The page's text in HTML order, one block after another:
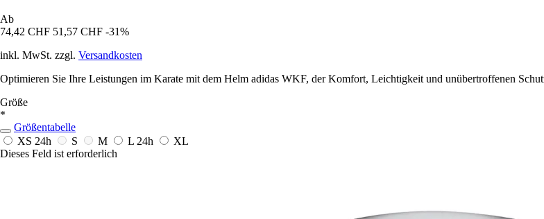
Ab
74,42 CHF 51,57 CHF -31%
inkl. MwSt. zzgl. Versandkosten
Optimieren Sie Ihre Leistungen im Karate mit dem Helm adidas WKF, der Komfort, Leichtigkeit und unübertroffenen
Größe
*
Größentabelle
XS 24h S M L 24h
XL
Dieses Feld ist erforderlich